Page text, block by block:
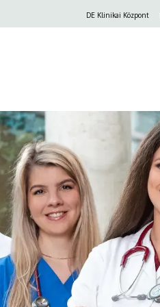
DE Klinikai Központ